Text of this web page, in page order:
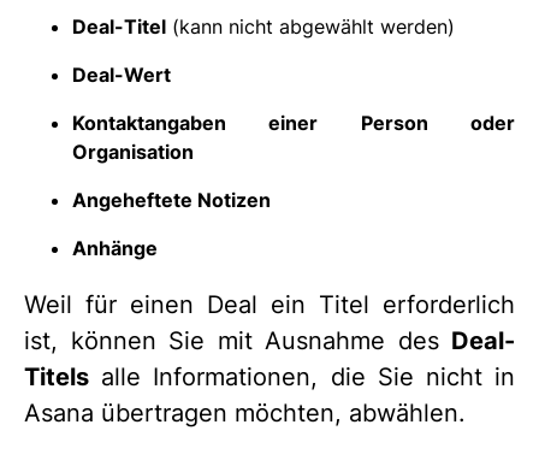
Deal-Titel (kann nicht abgewählt werden)
Deal-Wert
Kontaktangaben einer Person oder
Organisation
Angeheftete Notizen
Anhänge
Weil für einen Deal ein Titel erforderlich
ist, können Sie mit Ausnahme des Deal-
Titels alle Informationen, die Sie nicht in
Asana übertragen möchten, abwählen.